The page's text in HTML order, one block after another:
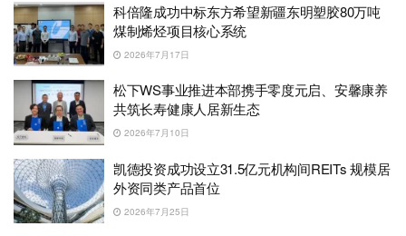
科倍隆成功中标东方希望新疆东明塑胶80万吨
煤制烯烃项目核心系统
2026年7月17日
松下WS事业推进本部携手零度元启、安馨康养
共筑长寿健康人居新生态
2026年7月10日
凯德投资成功设立31.5亿元机构间REITs 规模居
外资同类产品首位
2026年7月25日